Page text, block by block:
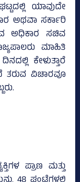
ಯಾವುದೇ
ಅಥವಾ ಸರ್ಕಾರಿ
ಅಧಿಕಾರ ಸಚಿವ
ಮಾಹಿತಿ
ಕೇಳುತ್ತಾರೆ
ತರುವ ವಿಚಾರವೂ
ಪ್ರಾಣ ಮತ್ತು